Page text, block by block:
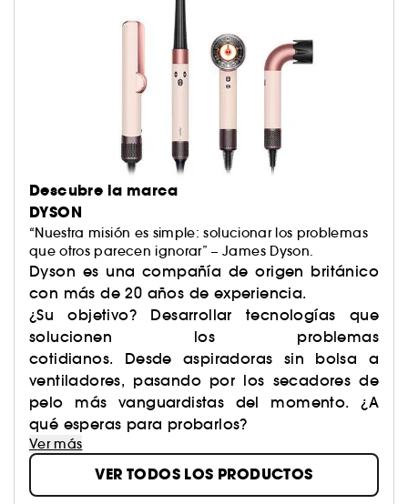
Descubre la marca
DYSON
“Nuestra misión es simple: solucionar los problemas
que otros parecen ignorar”– James Dyson.
Dyson es una compañía de origen británico
con más de 20 años de experiencia.
¿Su objetivo? Desarrollar tecnologías que
solucionen los problemas
cotidianos. Desde aspiradoras sin bolsa a
ventiladores, pasando por los secadores de
pelo más vanguardistas del momento. ¿A
qué esperas para probarlos?
Ver más
VER TODOS LOS PRODUCTOS